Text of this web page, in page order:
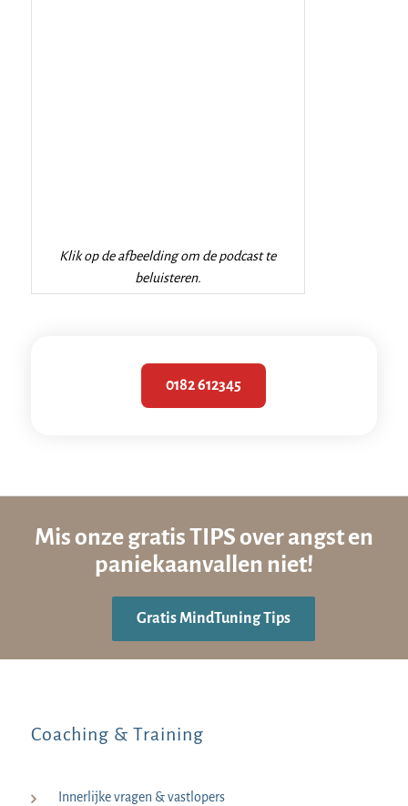
Klik op de afbeelding om de podcast te
beluisteren.
0182 612345
Mis onze gratis TIPS over angst en
paniekaanvallen niet!
Gratis MindTuning Tips
Coaching & Training
Innerlijke vragen & vastlopers